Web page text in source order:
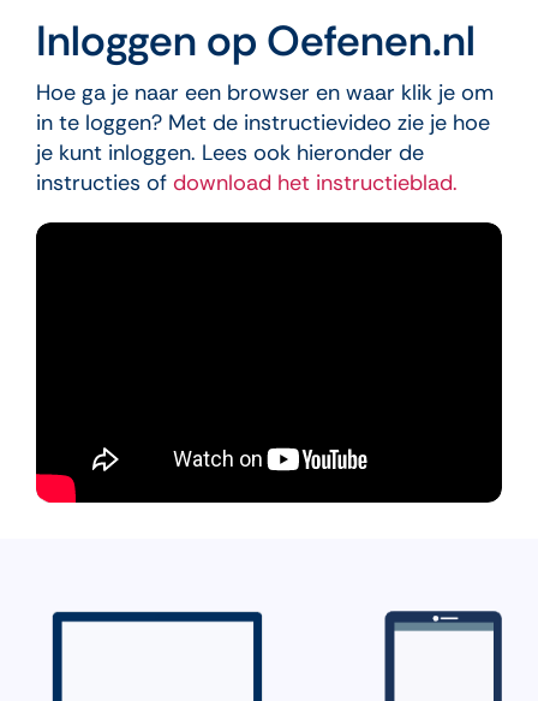
Inloggen op Oefenen.nl
Hoe ga je naar een browser en waar klik je om
in te loggen? Met de instructievideo zie je hoe
je kunt inloggen. Lees ook hieronder de
instructies of download het instructieblad.